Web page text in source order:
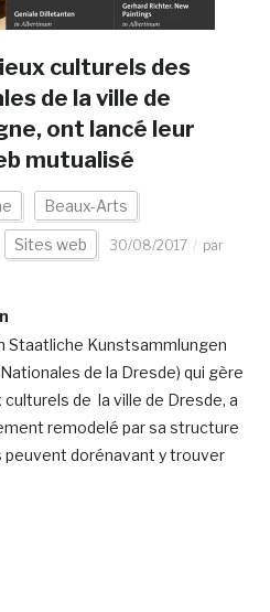
culturels des
de la ville de
ont lancé leur
mutualisé
Beaux-Arts
Sites web 30/08/2017
par
Staatliche Kunstsammlungen
de la Dresde) qui gère
de la ville de Dresde, a
remodelé par sa structure
dorénavant y trouver